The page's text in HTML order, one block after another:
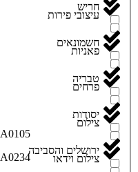
עיצובי פירות
פאניות
פרחים
צילום
צילום וידאו
חריש
חשמונאים
טבריה
יסודות
ירושלים והסביבה